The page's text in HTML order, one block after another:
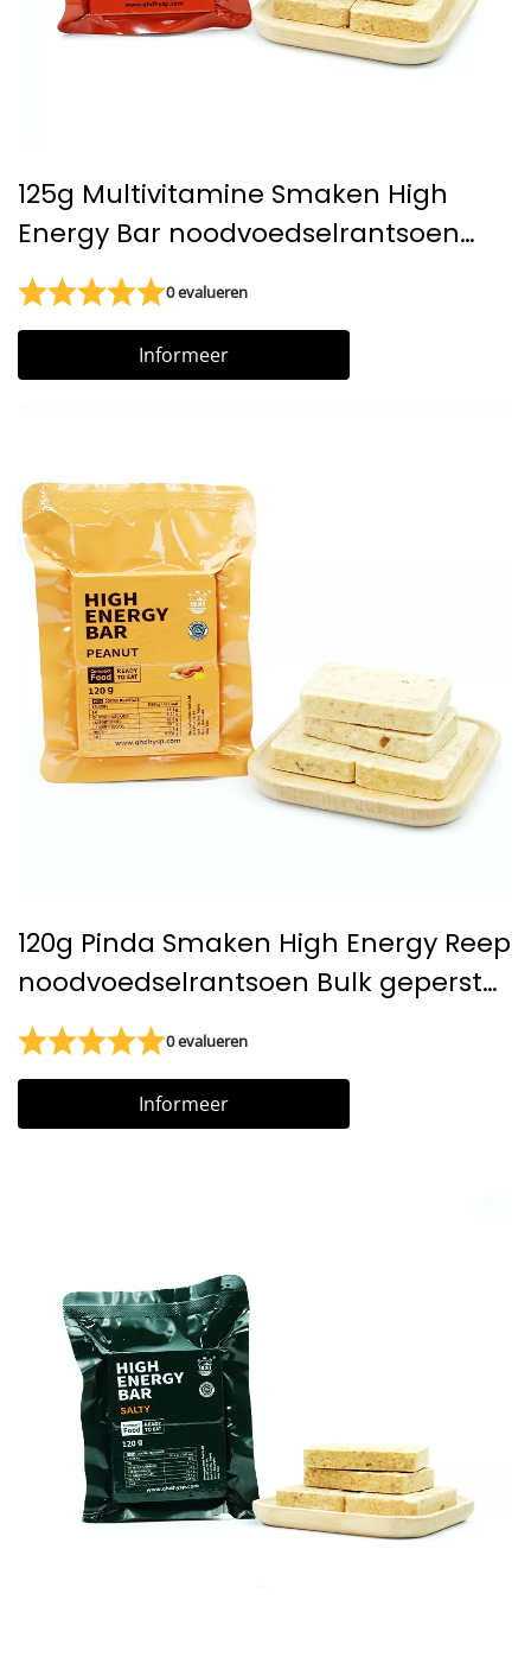
125g Multivitamine Smaken High
Energy Bar noodvoedselrantsoen
Gecomprimeerde koekjes
Gecomprimeerde koekjes
0 evalueren
Informeer
120g Pinda Smaken High Energy Reep
noodvoedselrantsoen Bulk geperste
koekjes Hardtack
0 evalueren
Informeer